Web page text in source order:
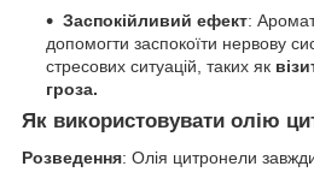
Заспокійливий ефект:
допомогти заспокоїти нервову
стресових ситуацій, таких як
гроза.
Як використовувати олію
Розведення: Олія цитронели